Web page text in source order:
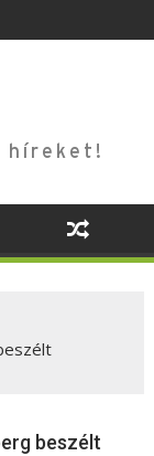
híreket!
beszélt